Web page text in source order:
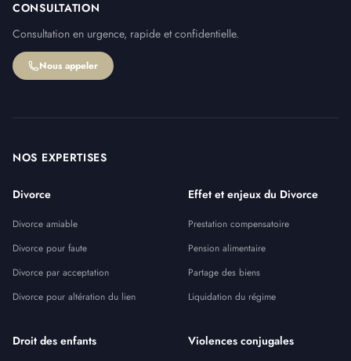
CONSULTATION
Consultation en urgence, rapide et confidentielle.
Nous appeler
NOS EXPERTISES
Divorce
Divorce amiable
Divorce pour faute
Divorce par acceptation
Divorce pour altération du lien
Effet et enjeux du Divorce
Prestation compensatoire
Pension alimentaire
Partage des biens
Liquidation du régime
Droit des enfants Violences conjugales